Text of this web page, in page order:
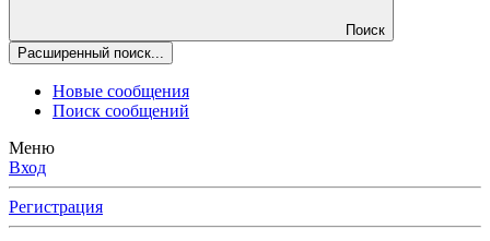
Поиск
Расширенный поиск...
Новые сообщения
Поиск сообщений
Меню
Вход
Регистрация